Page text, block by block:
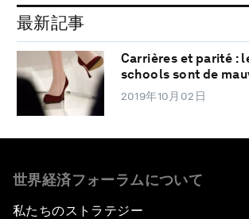
最新記事
Carrières et parité :
schools sont de
2019年10月02日
世界経済フォーラムについて
私たちのストラテジー